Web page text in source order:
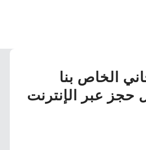
الخاص بنا
حجز عبر الإنترنت